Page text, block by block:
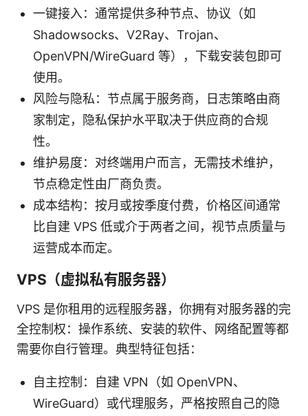
一键接入：通常提供多种节点、协议（如
Shadowsocks、V2Ray、Trojan、
OpenVPN/WireGuard 等），下载安装包即可
使用。
风险与隐私：节点属于服务商，日志策略由商
家制定，隐私保护水平取决于供应商的合规
性。
维护易度：对终端用户而言，无需技术维护，
节点稳定性由厂商负责。
成本结构：按月或按季度付费，价格区间通常
比自建 VPS 低或介于两者之间，视节点质量与
运营成本而定。
VPS（虚拟私有服务器）
VPS 是你租用的远程服务器，你拥有对服务器的完
全控制权：操作系统、安装的软件、网络配置等都
需要你自行管理。典型特征包括：
自主控制：自建 VPN（如 OpenVPN、
WireGuard）或代理服务，严格按照自己的隐